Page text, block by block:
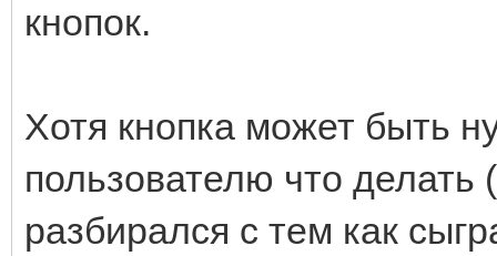
кнопок.
Хотя кнопка может быть
пользователю что делать
разбирался с тем как